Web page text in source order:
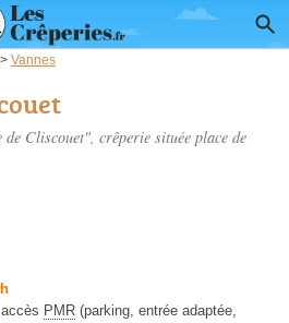
> Vannes
de Cliscouet", crêperie située place de
accès PMR (parking, entrée adaptée,